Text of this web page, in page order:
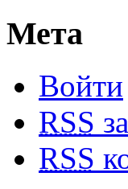
Мета
Войти
RSS
RSS